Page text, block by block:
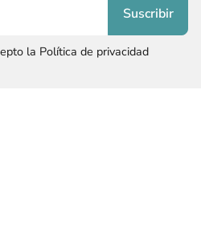
la Política de privacidad